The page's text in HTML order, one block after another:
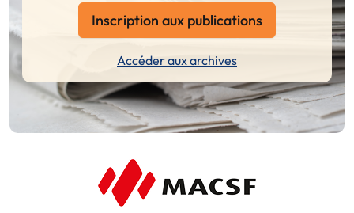
Inscription aux publications
Accéder aux archives